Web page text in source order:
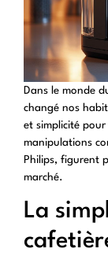
Dans le monde
changé nos
et simplicité
manipulations
Philips, figurent
marché.
La